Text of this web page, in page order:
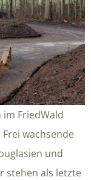
FriedWald
wachsende
und
stehen als letzte